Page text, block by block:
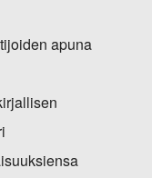
apuna